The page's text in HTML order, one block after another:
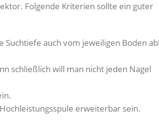
Folgende Kriterien sollte ein guter
auch vom jeweiligen Boden
schließlich will man nicht jeden Nagel
erweiterbar sein.